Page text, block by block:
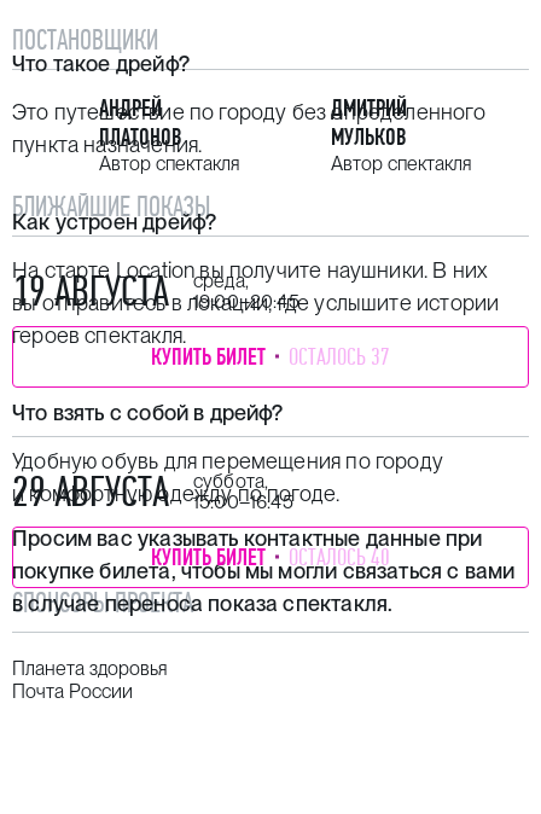
Что такое дрейф?
Это путешествие по городу без определенного
пункта назначения.
Как устроен дрейф?
На старте Location вы получите наушники. В них
вы отправитесь в локации, где услышите истории
героев спектакля.
Что взять с собой в дрейф?
Удобную обувь для перемещения по городу
и комфортную одежду по погоде.
Просим вас указывать контактные данные при
покупке билета, чтобы мы могли связаться с вами
в случае переноса показа спектакля.
ПОСТАНОВЩИКИ
АНДРЕЙ
ПЛАТОНОВ
Автор спектакля
ДМИТРИЙ
МУЛЬКОВ
Автор спектакля
БЛИЖАЙШИЕ ПОКАЗЫ
19 АВГУСТА
среда,
19:00–20:45
КУПИТЬ БИЛЕТ ОСТАЛОСЬ 37
29 АВГУСТА
суббота,
15:00–16:45
КУПИТЬ БИЛЕТ ОСТАЛОСЬ 40
СПОНСОРЫ ПРОЕКТА
Планета здоровья
Почта России